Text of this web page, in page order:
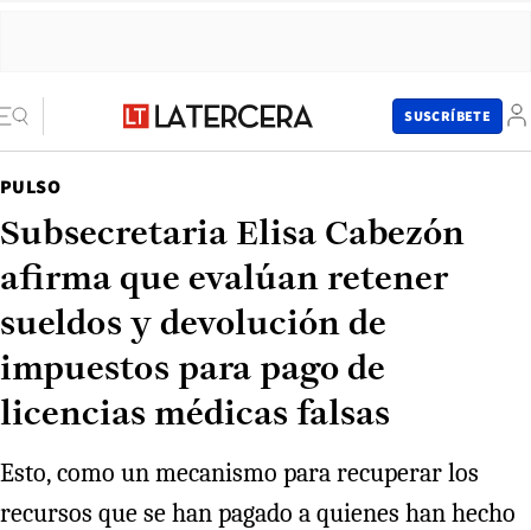
SUSCRÍBETE
PULSO
Subsecretaria Elisa Cabezón
afirma que evalúan retener
sueldos y devolución de
impuestos para pago de
licencias médicas falsas
Esto, como un mecanismo para recuperar los
recursos que se han pagado a quienes han hecho